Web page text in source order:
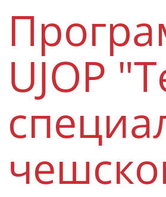
UJOP